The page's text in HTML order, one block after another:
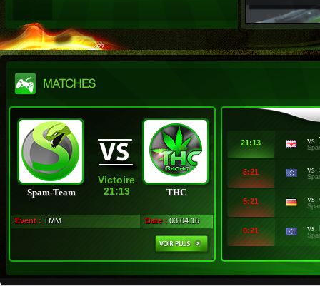
Spam-Team
Victoire
21:13
THC
Event : TMM Date : 03.04.16
21:13 vs.
5:21 vs.
5:21 vs.
0:21 vs.